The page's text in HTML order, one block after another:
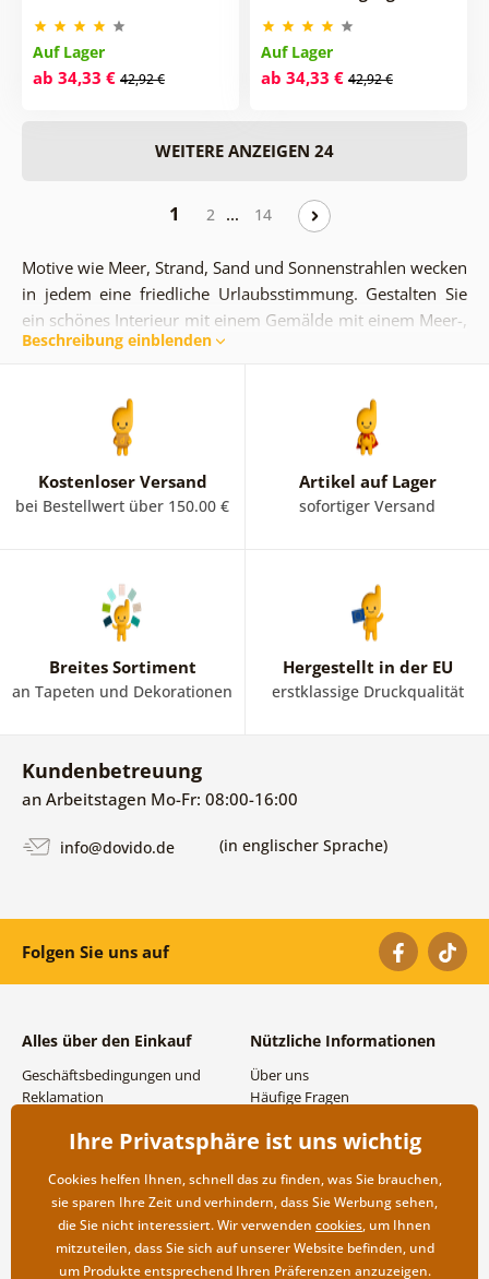
Auf Lager
ab 34,33 € 42,92 €
Auf Lager
ab 34,33 € 42,92 €
WEITERE ANZEIGEN 24
1 2 … 14
Motive wie Meer, Strand, Sand und Sonnenstrahlen wecken
in jedem eine friedliche Urlaubsstimmung. Gestalten Sie
ein schönes Interieur mit einem Gemälde mit einem Meer-,
Ozean- oder Sandstrandmotiv. Solches Gemälde wird Ihr
Sie Sonnenuntergänge über tropischen Landschaften
lieben, können Sie sie bequem von zu Hause aus genießen.
Außerdem finden Sie hier schöne Landschaften mit Booten
oder Segelschiffen auf hoher See und vieles mehr, und das
alles auch in Schwarz-Weiß
Beschreibung einblenden
Kostenloser Versand
bei Bestellwert über 150.00 €
Artikel auf Lager
sofortiger Versand
Breites Sortiment
an Tapeten und Dekorationen
Hergestellt in der EU
erstklassige Druckqualität
Kundenbetreuung
an Arbeitstagen Mo-Fr: 08:00-16:00
info@dovido.de (in englischer Sprache)
Folgen Sie uns auf
Alles über den Einkauf
Geschäftsbedingungen und
Reklamation
Versand- und
Rücksendung der Ware
Nützliche Informationen
Über uns
Häufige Fragen
Großhandel und
Ihre Privatsphäre ist uns wichtig
Cookies helfen Ihnen, schnell das zu finden, was Sie brauchen,
sie sparen Ihre Zeit und verhindern, dass Sie Werbung sehen,
die Sie nicht interessiert. Wir verwenden cookies, um Ihnen
mitzuteilen, dass Sie sich auf unserer Website befinden, und
um Produkte entsprechend Ihren Präferenzen anzuzeigen.